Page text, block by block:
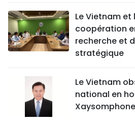
Le Vietnam et
coopération
recherche et
stratégique
Le Vietnam
national en